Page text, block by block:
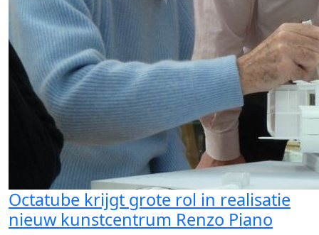
Octatube krijgt grote rol in realisatie
nieuw kunstcentrum Renzo Piano